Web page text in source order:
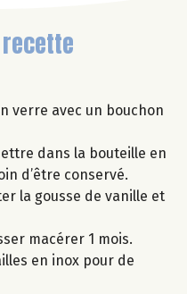
recette
verre avec un bouchon
dans la bouteille en
d’être conservé.
la gousse de vanille et
macérer 1 mois.
en inox pour de